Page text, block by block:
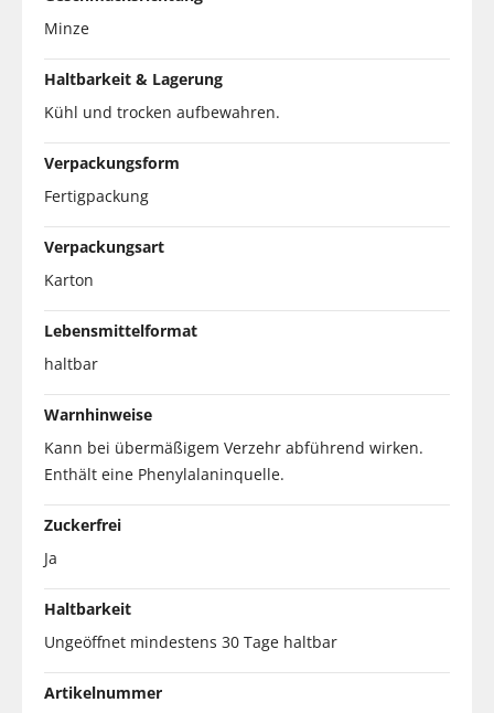
Minze
Haltbarkeit & Lagerung
Kühl und trocken aufbewahren.
Verpackungsform
Fertigpackung
Verpackungsart
Karton
Lebensmittelformat
haltbar
Warnhinweise
Kann bei übermäßigem Verzehr abführend wirken.
Enthält eine Phenylalaninquelle.
Zuckerfrei
Ja
Haltbarkeit
Ungeöffnet mindestens 30 Tage haltbar
Artikelnummer